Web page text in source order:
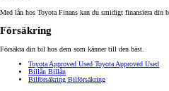
Med lån hos Toyota Finans kan du smidigt finansiera din
Försäkring
Försäkra din bil hos dem som känner till den bäst.
Toyota Approved Used Toyota Approved Used
Billån Billån
Bilförsäkring Bilförsäkring